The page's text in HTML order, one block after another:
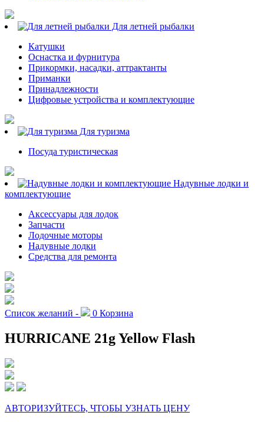
Для летней рыбалки
Катушки
Оснастка и фурнитура
Прикормки, насадки, аттрактанты
Приманки
Принадлежности
Цифровые устройства и комплектующие
Для туризма
Посуда туристическая
Надувные лодки и
комплектующие
Аксессуары для лодок
Запчасти
Лодочные моторы
Надувные лодки
Средства для ремонта
Список желаний - 0 Корзина
HURRICANE 21g Yellow Flash
АВТОРИЗУЙТЕСЬ, ЧТОБЫ УЗНАТЬ ЦЕНУ